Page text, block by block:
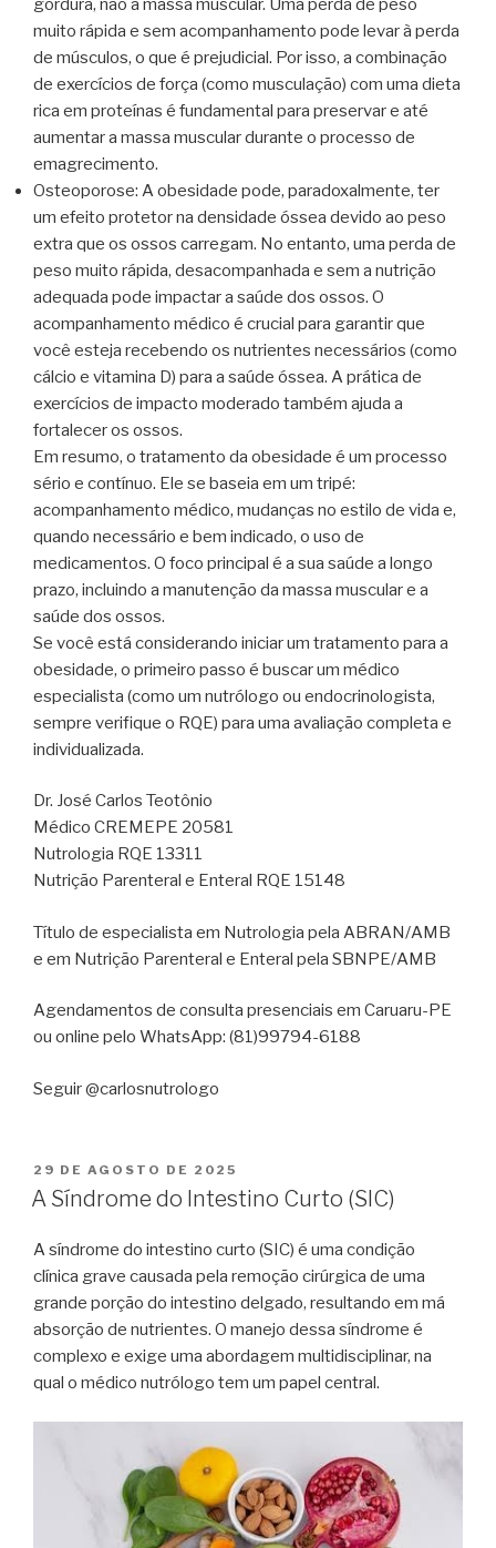
gordura, não a massa muscular. Uma perda de peso
muito rápida e sem acompanhamento pode levar à perda
de músculos, o que é prejudicial. Por isso, a combinação
de exercícios de força (como musculação) com uma dieta
rica em proteínas é fundamental para preservar e até
aumentar a massa muscular durante o processo de
emagrecimento.
Osteoporose: A obesidade pode, paradoxalmente, ter
um efeito protetor na densidade óssea devido ao peso
extra que os ossos carregam. No entanto, uma perda de
peso muito rápida, desacompanhada e sem a nutrição
adequada pode impactar a saúde dos ossos. O
acompanhamento médico é crucial para garantir que
você esteja recebendo os nutrientes necessários (como
cálcio e vitamina D) para a saúde óssea. A prática de
exercícios de impacto moderado também ajuda a
fortalecer os ossos.
Em resumo, o tratamento da obesidade é um processo
sério e contínuo. Ele se baseia em um tripé:
acompanhamento médico, mudanças no estilo de vida e,
quando necessário e bem indicado, o uso de
medicamentos. O foco principal é a sua saúde a longo
prazo, incluindo a manutenção da massa muscular e a
saúde dos ossos.
Se você está considerando iniciar um tratamento para a
obesidade, o primeiro passo é buscar um médico
especialista (como um nutrólogo ou endocrinologista,
sempre verifique o RQE) para uma avaliação completa e
individualizada.
Dr. José Carlos Teotônio
Médico CREMEPE 20581
Nutrologia RQE 13311
Nutrição Parenteral e Enteral RQE 15148
Título de especialista em Nutrologia pela ABRAN/AMB
e em Nutrição Parenteral e Enteral pela SBNPE/AMB
Agendamentos de consulta presenciais em Caruaru-PE
ou online pelo WhatsApp: (81)99794-6188
Seguir @carlosnutrologo
29 DE AGOSTO DE 2025
A Síndrome do Intestino Curto (SIC)
A síndrome do intestino curto (SIC) é uma condição
clínica grave causada pela remoção cirúrgica de uma
grande porção do intestino delgado, resultando em má
absorção de nutrientes. O manejo dessa síndrome é
complexo e exige uma abordagem multidisciplinar, na
qual o médico nutrólogo tem um papel central.